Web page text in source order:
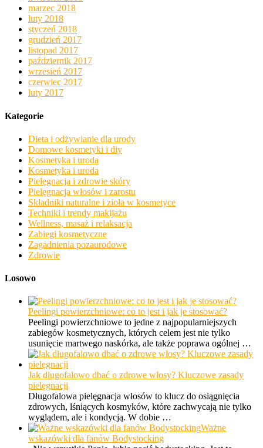
marzec 2018
luty 2018
styczeń 2018
grudzień 2017
listopad 2017
październik 2017
wrzesień 2017
czerwiec 2017
luty 2017
Kategorie
Dieta i odżywianie dla urody
Domowe kosmetyki i diy
Kosmetyka i uroda
Kosmetyka i uroda
Pielęgnacja i zdrowie skóry
Pielęgnacja włosów i zarostu
Składniki naturalne i zioła w kosmetyce
Techniki i trendy makijażu
Wellness, masaż i relaksacja
Zabiegi kosmetyczne
Zagadnienia pozaurodowe
Zdrowie
Losowo
Peelingi powierzchniowe: co to jest i jak je stosować?
Peelingi powierzchniowe to jedne z najpopularniejszych
zabiegów kosmetycznych, których celem jest nie tylko
usunięcie martwego naskórka, ale także poprawa ogólnej …
Jak długofalowo dbać o zdrowe włosy? Kluczowe zasady
pielęgnacji
Długofalowa pielęgnacja włosów to klucz do osiągnięcia
zdrowych, lśniących kosmyków, które zachwycają nie tylko
wyglądem, ale i kondycją. W dobie …
Ważne
wskazówki dla fanów Bodystocking